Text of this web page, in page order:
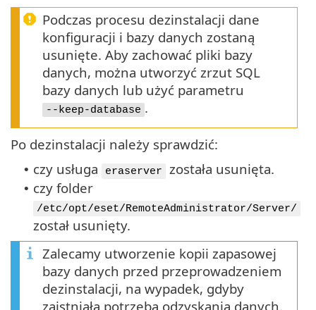
Podczas procesu dezinstalacji dane
konfiguracji i bazy danych zostaną
usunięte. Aby zachować pliki bazy
danych, można utworzyć zrzut SQL
bazy danych lub użyć parametru
--keep-database .
Po dezinstalacji należy sprawdzić:
• czy usługa eraserver została usunięta.
• czy folder
/etc/opt/eset/RemoteAdministrator/Server/
został usunięty.
Zalecamy utworzenie kopii zapasowej
bazy danych przed przeprowadzeniem
dezinstalacji, na wypadek, gdyby
zaistniała potrzeba odzyskania danych.